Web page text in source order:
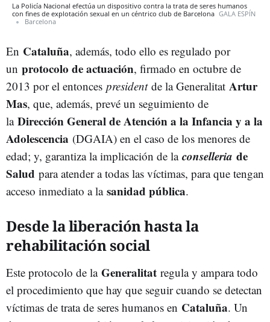
La Policía Nacional efectúa un dispositivo contra la trata de seres humanos
con fines de explotación sexual en un céntrico club de Barcelona GALA ESPÍN
Barcelona
En Cataluña, además, todo ello es regulado por
un protocolo de actuación, firmado en octubre de
2013 por el entonces president de la Generalitat Artur
Mas, que, además, prevé un seguimiento de
la Dirección General de Atención a la Infancia y a la
Adolescencia (DGAIA) en el caso de los menores de
edad; y, garantiza la implicación de la conselleria de
Salud para atender a todas las víctimas, para que tengan
acceso inmediato a la sanidad pública.
Desde la liberación hasta la
rehabilitación social
Este protocolo de la Generalitat regula y ampara todo
el procedimiento que hay que seguir cuando se detectan
víctimas de trata de seres humanos en Cataluña. Un